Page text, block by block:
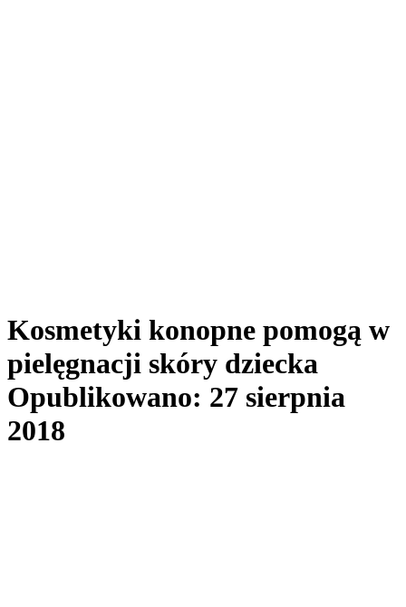
Kosmetyki konopne pomogą w
pielęgnacji skóry dziecka
Opublikowano: 27 sierpnia
2018